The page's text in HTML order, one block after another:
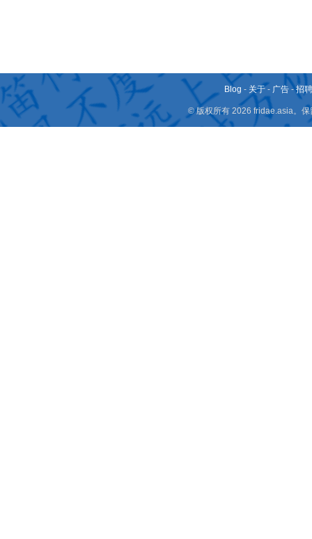
Blog - 关于 - 广告 -招
© 版权所有 2026 fridae.asia。